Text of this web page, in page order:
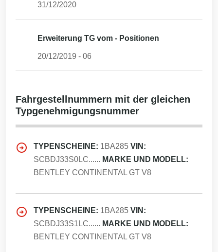
31/12/2020
Erweiterung TG vom - Positionen
20/12/2019 - 06
Fahrgestellnummern mit der gleichen
Typgenehmigungsnummer
TYPENSCHEINE: 1BA285 VIN:
SCBDJ33S0LC...... MARKE UND MODELL:
BENTLEY CONTINENTAL GT V8
TYPENSCHEINE: 1BA285 VIN:
SCBDJ33S1LC...... MARKE UND MODELL:
BENTLEY CONTINENTAL GT V8